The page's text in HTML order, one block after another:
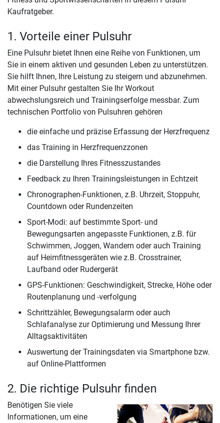
Kaufratgeber.
1. Vorteile einer Pulsuhr
Eine Pulsuhr bietet Ihnen eine Reihe von Funktionen, um
Sie in einem aktiven und gesunden Leben zu unterstützen.
Sie hilft Ihnen, Ihre Leistung zu steigern und abzunehmen.
Mit einer Pulsuhr gestalten Sie Ihr Workout
abwechslungsreich und Trainingserfolge messbar. Zum
technischen Portfolio von Pulsuhren gehören
die einfache und präzise Erfassung der Herzfrequenz
das Training in Herzfrequenzzonen
die Darstellung Ihres Fitnesszustandes
Feedback zu Ihren Trainingsleistungen in Echtzeit
Chronographen-Funktionen, z.B. Uhrzeit, Stoppuhr,
Countdown oder Rundenzeiten
Sport-Modi: auf bestimmte Sport- und
Bewegungsarten angepasste Funktionen, z.B. für
Schwimmen, Joggen, Wandern oder auch Training
auf Heimfitnessgeräten wie z.B. Crosstrainer,
Laufband oder Rudergerät
GPS-Funktionen: Geschwindigkeit, Strecke, Höhe oder
Routenplanung und -verfolgung
Schrittzähler, Bewegungsalarm oder auch
Schlafanalyse zur Optimierung und Messung Ihrer
Alltagsaktivitäten
Auswertung der Trainingsdaten via Smartphone bzw.
auf Online-Plattformen
2. Die richtige Pulsuhr finden
Benötigen Sie viele
Informationen, um eine